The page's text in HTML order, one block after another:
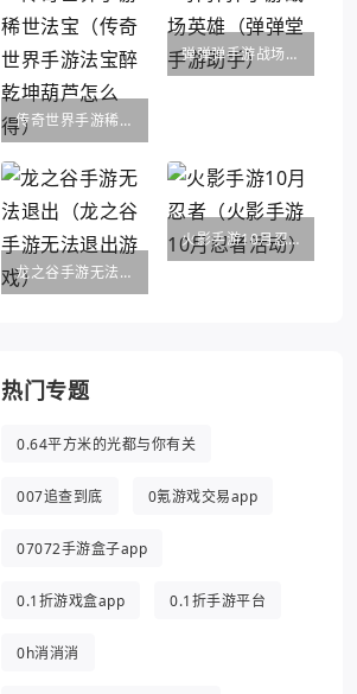
传奇世界手游稀世法宝（传奇世界手游法宝醉乾坤葫芦怎么得）
弹弹弹手游战场英雄（弹弹堂手游助手）
龙之谷手游无法退出（龙之谷手游无法退出游戏）
火影手游10月忍者（火影手游10月忍者活动）
热门专题
0.64平方米的光都与你有关
007追查到底 0氪游戏交易app
07072手游盒子app
0.1折游戏盒app 0.1折手游平台
0h消消消